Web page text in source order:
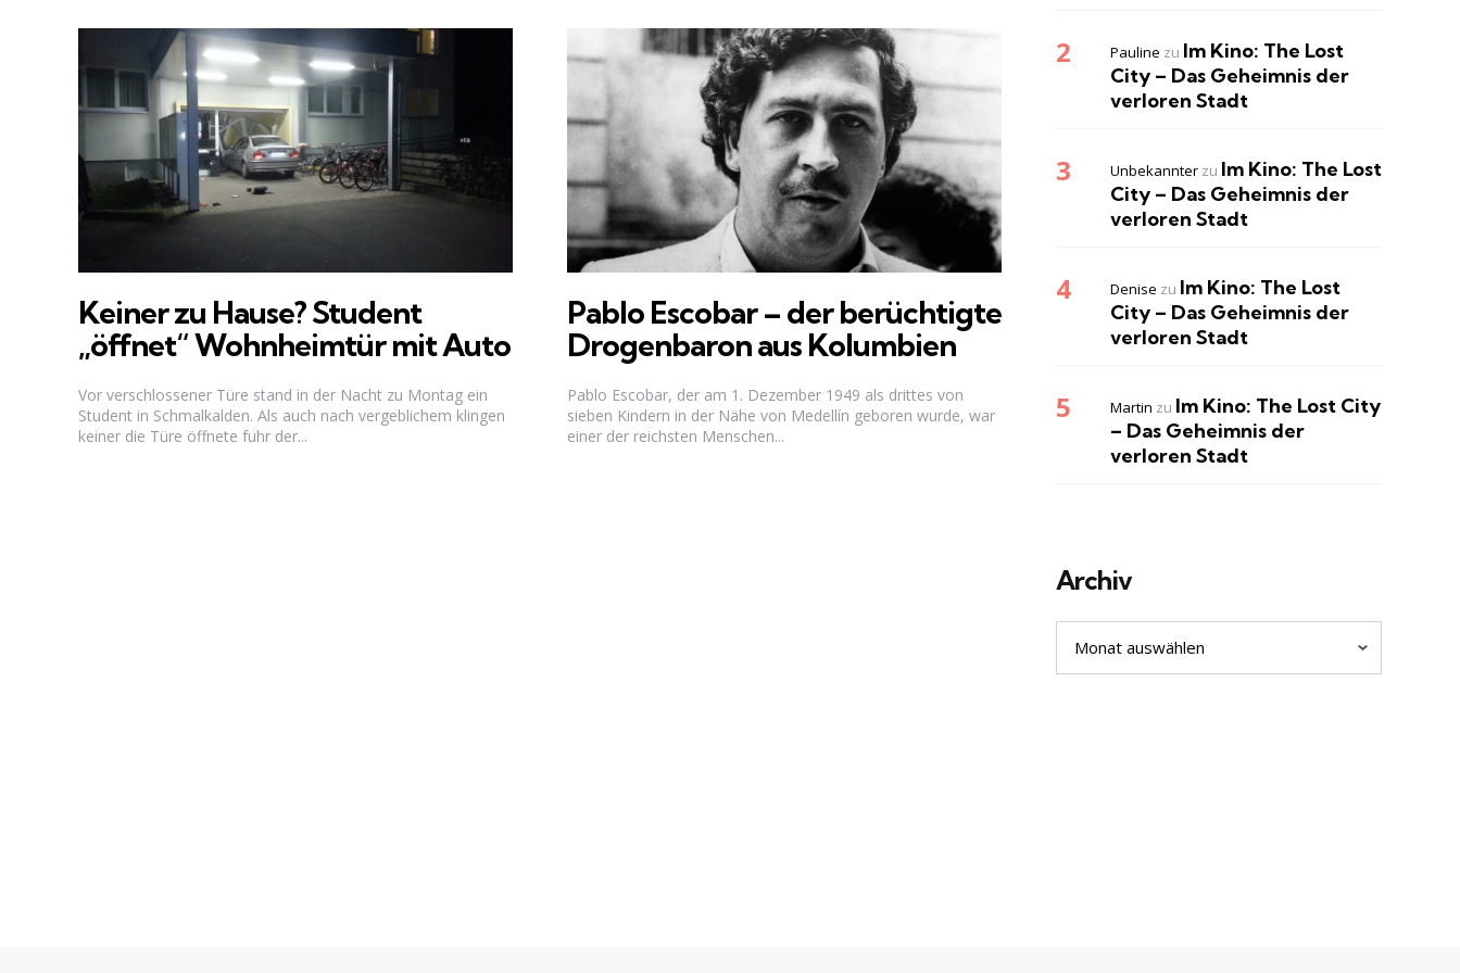
Keiner zu Hause? Student
„öffnet“ Wohnheimtür mit Auto
Vor verschlossener Türe stand in der Nacht zu Montag ein
Student in Schmalkalden. Als auch nach vergeblichem klingen
keiner die Türe öffnete fuhr der...
Pablo Escobar – der berüchtigte
Drogenbaron aus Kolumbien
Pablo Escobar, der am 1. Dezember 1949 als drittes von
sieben Kindern in der Nähe von Medellín geboren wurde, war
einer der reichsten Menschen...
Pauline zu Im Kino: The Lost
City – Das Geheimnis der
verloren Stadt
Unbekannter zu Im Kino: The Lost
City – Das Geheimnis der
verloren Stadt
Denise zu Im Kino: The Lost
City – Das Geheimnis der
verloren Stadt
Martin zu Im Kino: The Lost City
– Das Geheimnis der
verloren Stadt
Archiv